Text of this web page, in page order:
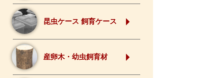
昆虫ケース 飼育ケース
産卵木・幼虫飼育材